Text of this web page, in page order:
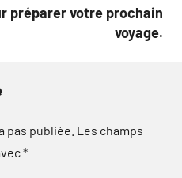
préparer votre prochain
voyage.
pas publiée. Les champs
*